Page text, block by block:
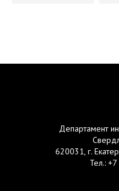
Департамент
620031, г.
Тел.: